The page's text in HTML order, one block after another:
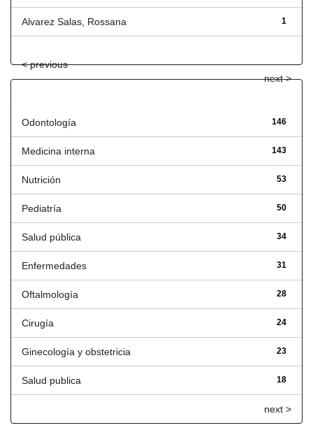
1
Alvarez Salas, Rossana
< previous
next >
146
Odontología
143
Medicina interna
53
Nutrición
50
Pediatría
34
Salud pública
31
Enfermedades
28
Oftalmología
24
Cirugía
23
Ginecología y obstetricia
18
Salud publica
next >